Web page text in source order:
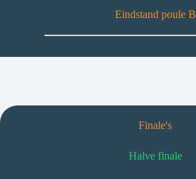
Eindstand poule B
Finale's
Halve finale